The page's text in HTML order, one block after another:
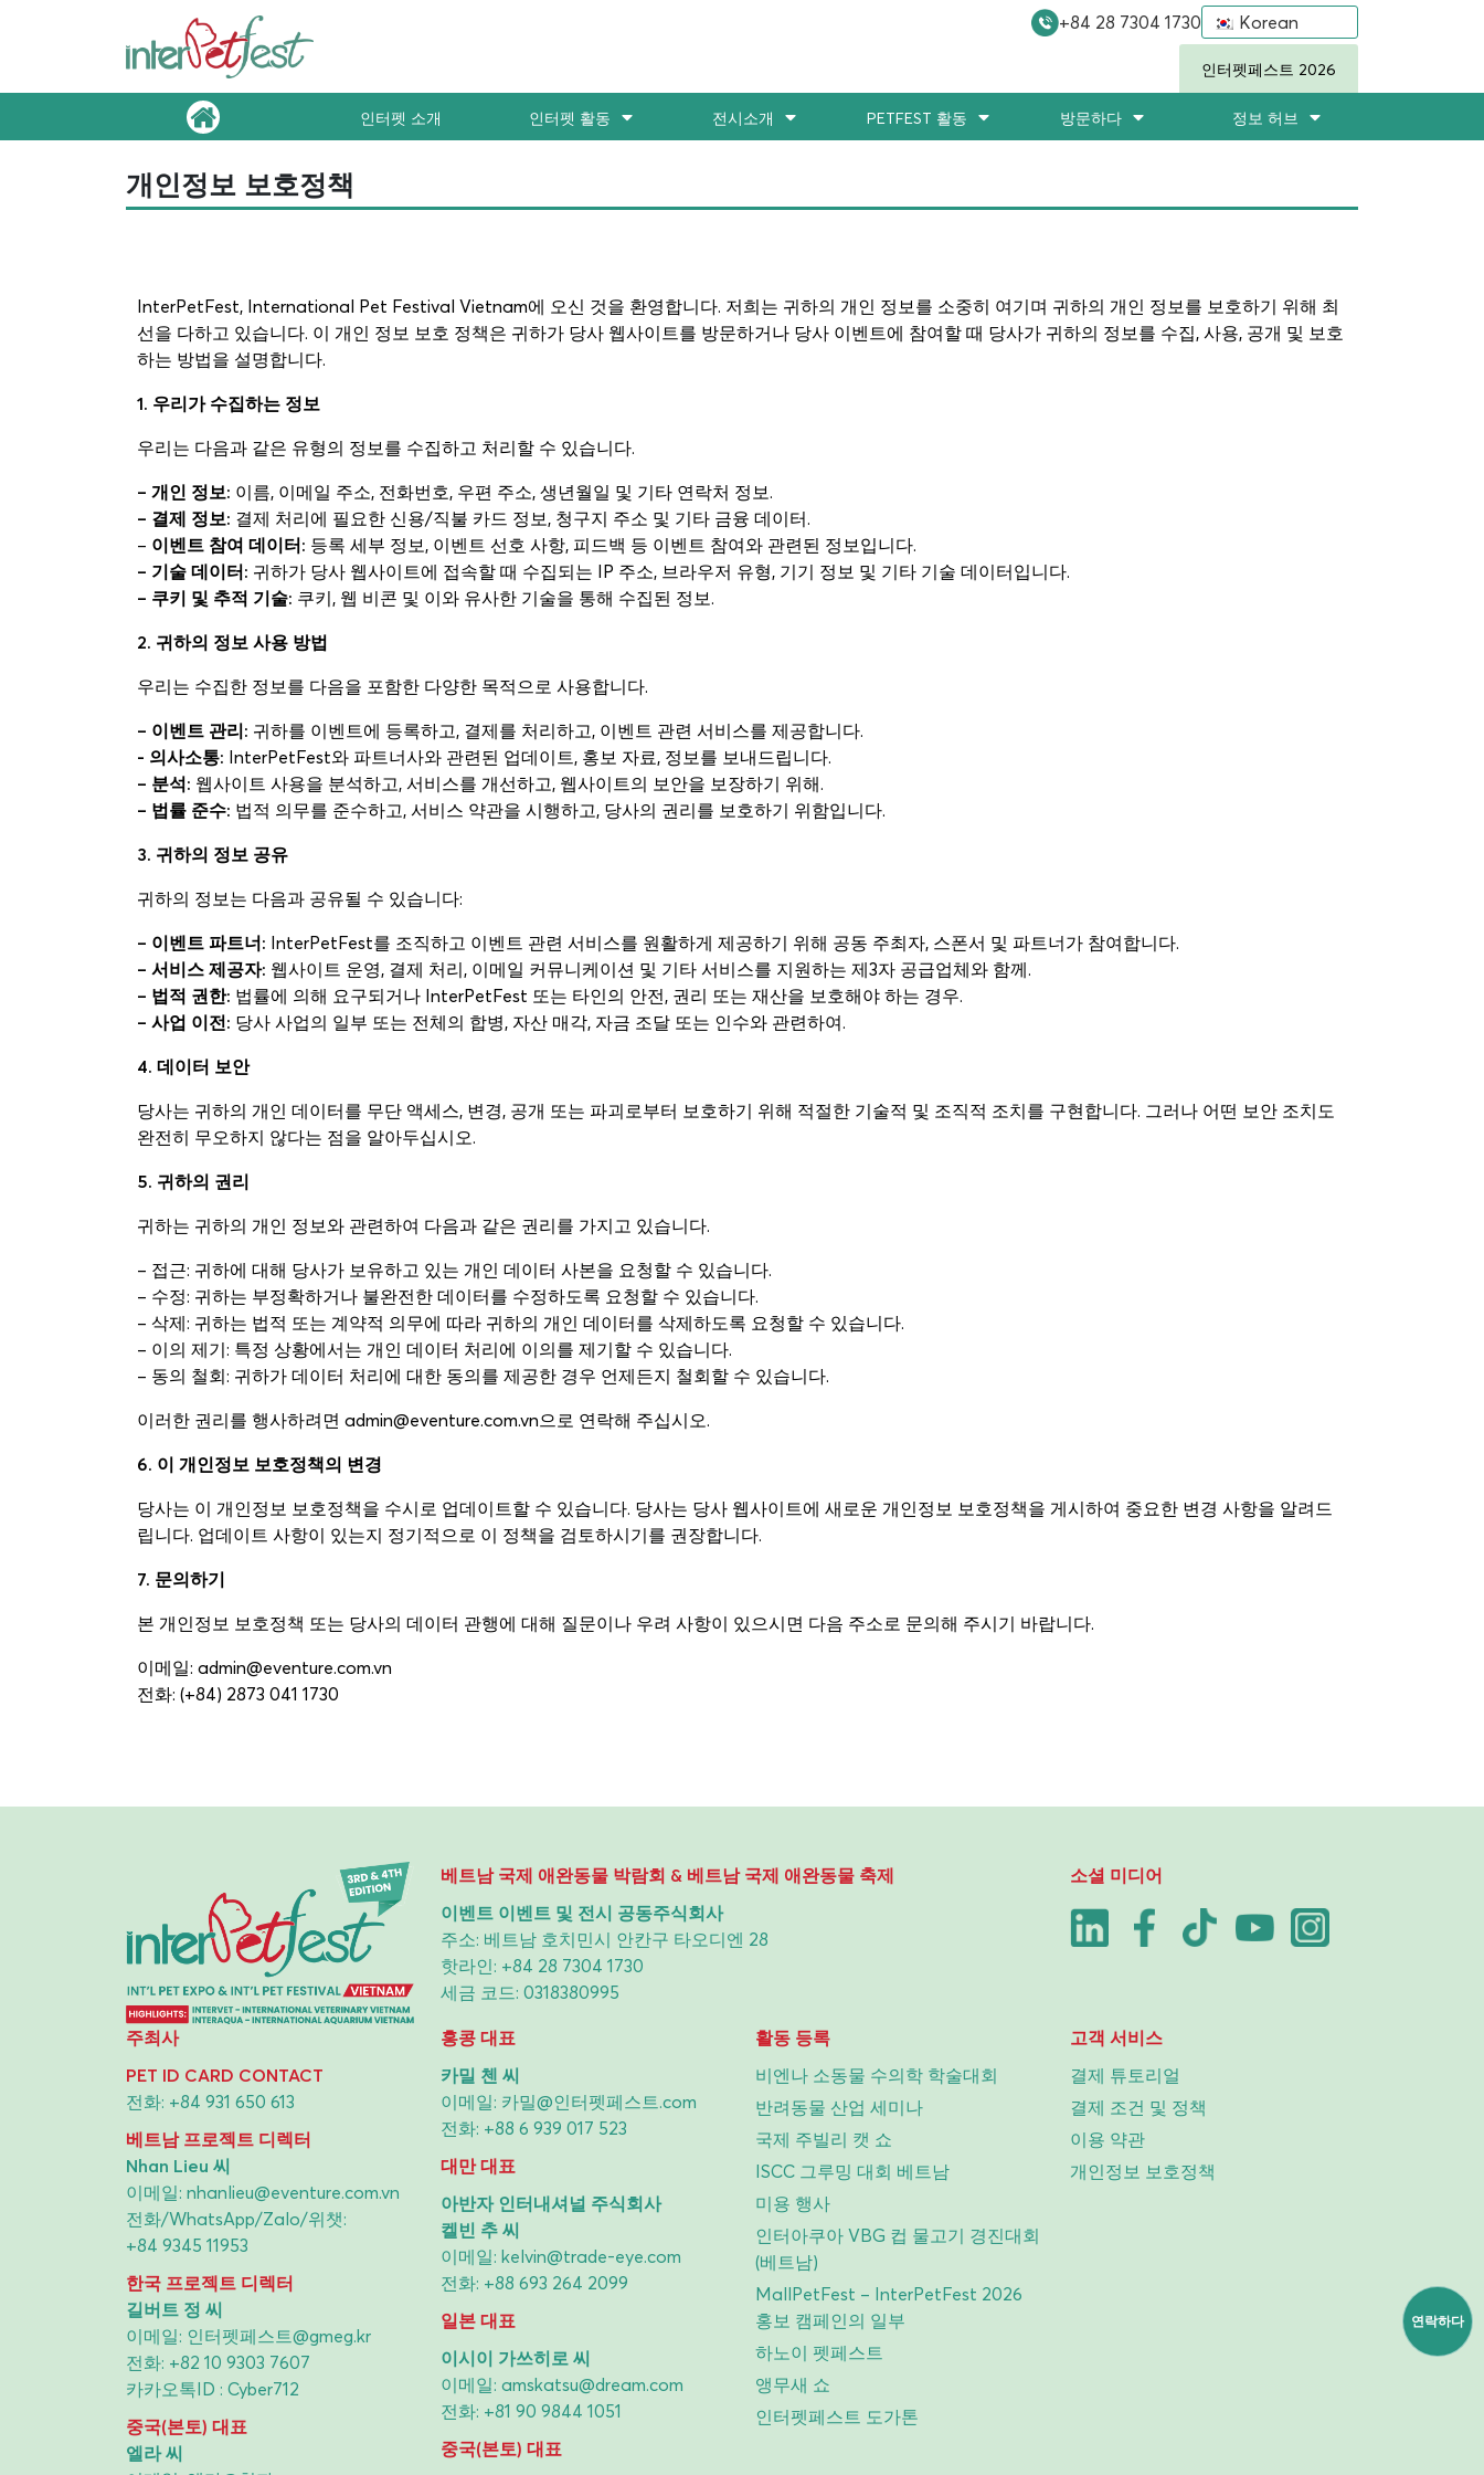
+84 28 7304 1730 Korean
인터펫페스트 2026
인터펫 소개 인터펫 활동 전시소개 PETFEST 활동 방문하다 정보 허브
개인정보 보호정책
InterPetFest, International Pet Festival Vietnam에 오신 것을 환영합니다. 저희는 귀하의 개인 정보를 소중히 여기며 귀하의 개인 정보를 보호하기 위해 최
선을 다하고 있습니다. 이 개인 정보 보호 정책은 귀하가 당사 웹사이트를 방문하거나 당사 이벤트에 참여할 때 당사가 귀하의 정보를 수집, 사용, 공개 및 보호
하는 방법을 설명합니다.
1. 우리가 수집하는 정보
우리는 다음과 같은 유형의 정보를 수집하고 처리할 수 있습니다.
– 개인 정보: 이름, 이메일 주소, 전화번호, 우편 주소, 생년월일 및 기타 연락처 정보.
– 결제 정보: 결제 처리에 필요한 신용/직불 카드 정보, 청구지 주소 및 기타 금융 데이터.
– 이벤트 참여 데이터: 등록 세부 정보, 이벤트 선호 사항, 피드백 등 이벤트 참여와 관련된 정보입니다.
– 기술 데이터: 귀하가 당사 웹사이트에 접속할 때 수집되는 IP 주소, 브라우저 유형, 기기 정보 및 기타 기술 데이터입니다.
– 쿠키 및 추적 기술: 쿠키, 웹 비콘 및 이와 유사한 기술을 통해 수집된 정보.
2. 귀하의 정보 사용 방법
우리는 수집한 정보를 다음을 포함한 다양한 목적으로 사용합니다.
– 이벤트 관리: 귀하를 이벤트에 등록하고, 결제를 처리하고, 이벤트 관련 서비스를 제공합니다.
- 의사소통: InterPetFest와 파트너사와 관련된 업데이트, 홍보 자료, 정보를 보내드립니다.
– 분석: 웹사이트 사용을 분석하고, 서비스를 개선하고, 웹사이트의 보안을 보장하기 위해.
– 법률 준수: 법적 의무를 준수하고, 서비스 약관을 시행하고, 당사의 권리를 보호하기 위함입니다.
3. 귀하의 정보 공유
귀하의 정보는 다음과 공유될 수 있습니다:
– 이벤트 파트너: InterPetFest를 조직하고 이벤트 관련 서비스를 원활하게 제공하기 위해 공동 주최자, 스폰서 및 파트너가 참여합니다.
– 서비스 제공자: 웹사이트 운영, 결제 처리, 이메일 커뮤니케이션 및 기타 서비스를 지원하는 제3자 공급업체와 함께.
– 법적 권한: 법률에 의해 요구되거나 InterPetFest 또는 타인의 안전, 권리 또는 재산을 보호해야 하는 경우.
– 사업 이전: 당사 사업의 일부 또는 전체의 합병, 자산 매각, 자금 조달 또는 인수와 관련하여.
4. 데이터 보안
당사는 귀하의 개인 데이터를 무단 액세스, 변경, 공개 또는 파괴로부터 보호하기 위해 적절한 기술적 및 조직적 조치를 구현합니다. 그러나 어떤 보안 조치도
완전히 무오하지 않다는 점을 알아두십시오.
5. 귀하의 권리
귀하는 귀하의 개인 정보와 관련하여 다음과 같은 권리를 가지고 있습니다.
– 접근: 귀하에 대해 당사가 보유하고 있는 개인 데이터 사본을 요청할 수 있습니다.
– 수정: 귀하는 부정확하거나 불완전한 데이터를 수정하도록 요청할 수 있습니다.
– 삭제: 귀하는 법적 또는 계약적 의무에 따라 귀하의 개인 데이터를 삭제하도록 요청할 수 있습니다.
– 이의 제기: 특정 상황에서는 개인 데이터 처리에 이의를 제기할 수 있습니다.
– 동의 철회: 귀하가 데이터 처리에 대한 동의를 제공한 경우 언제든지 철회할 수 있습니다.
이러한 권리를 행사하려면 admin@eventure.com.vn으로 연락해 주십시오.
6. 이 개인정보 보호정책의 변경
당사는 이 개인정보 보호정책을 수시로 업데이트할 수 있습니다. 당사는 당사 웹사이트에 새로운 개인정보 보호정책을 게시하여 중요한 변경 사항을 알려드
립니다. 업데이트 사항이 있는지 정기적으로 이 정책을 검토하시기를 권장합니다.
7. 문의하기
본 개인정보 보호정책 또는 당사의 데이터 관행에 대해 질문이나 우려 사항이 있으시면 다음 주소로 문의해 주시기 바랍니다.
이메일: admin@eventure.com.vn
전화: (+84) 2873 041 1730
베트남 국제 애완동물 박람회 & 베트남 국제 애완동물 축제
이벤트 이벤트 및 전시 공동주식회사
주소: 베트남 호치민시 안칸구 타오디엔 28
핫라인: +84 28 7304 1730
세금 코드: 0318380995
소셜 미디어
주최사
PET ID CARD CONTACT
전화: +84 931 650 613
베트남 프로젝트 디렉터
Nhan Lieu 씨
이메일: nhanlieu@eventure.com.vn
전화/WhatsApp/Zalo/위챗:
+84 9345 11953
한국 프로젝트 디렉터
길버트 정 씨
이메일: 인터펫페스트@gmeg.kr
전화: +82 10 9303 7607
카카오톡ID : Cyber712
중국(본토) 대표
엘라 씨
홍콩 대표
카밀 첸 씨
이메일: 카밀@인터펫페스트.com
전화: +88 6 939 017 523
대만 대표
아반자 인터내셔널 주식회사
켈빈 추 씨
이메일: kelvin@trade-eye.com
전화: +88 693 264 2099
일본 대표
이시이 가쓰히로 씨
이메일: amskatsu@dream.com
전화: +81 90 9844 1051
중국(본토) 대표
활동 등록
비엔나 소동물 수의학 학술대회
반려동물 산업 세미나
국제 주빌리 캣 쇼
ISCC 그루밍 대회 베트남
미용 행사
인터아쿠아 VBG 컵 물고기 경진대회
(베트남)
MallPetFest – InterPetFest 2026
홍보 캠페인의 일부
하노이 펫페스트
앵무새 쇼
인터펫페스트 도가톤
고객 서비스
결제 튜토리얼
결제 조건 및 정책
이용 약관
개인정보 보호정책
연락하다